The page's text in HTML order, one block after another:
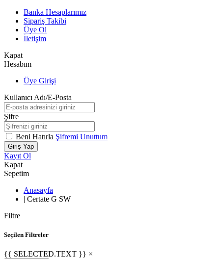
Banka Hesaplarımız
Sipariş Takibi
Üye Ol
İletişim
Kapat
Hesabım
Üye Girişi
Kullanıcı Adı/E-Posta
Şifre
Beni Hatırla Şifremi Unuttum
Giriş Yap
Kayıt Ol
Kapat
Sepetim
Anasayfa
| Certate G SW
Filtre
Seçilen Filtreler
{{ SELECTED.TEXT }} ×